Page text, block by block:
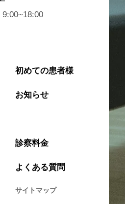
初めての患者様
お知らせ
診察料金
よくある質問
サイトマップ